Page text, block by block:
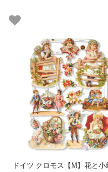
ドイツ クロモス【M】花と小